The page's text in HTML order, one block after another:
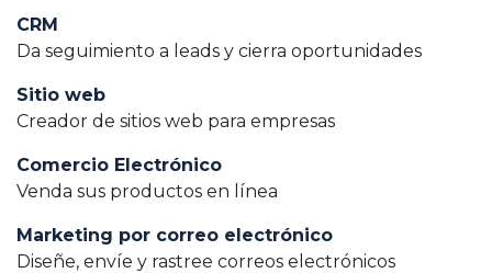
CRM
Da seguimiento a leads y cierra oportunidades
Sitio web
Creador de sitios web para empresas
Comercio Electrónico
Venda sus productos en línea
Marketing por correo electrónico
Diseñe, envíe y rastree correos electrónicos